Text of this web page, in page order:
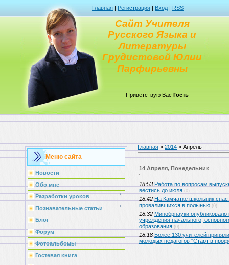
Главная | Регистрация | Вход | RSS
Сайт Учителя
Русского Языка и
Литературы
Грудистовой Юлии
Парфирьевны
Приветствую Вас Гость
Меню сайта
Новости
Обо мне
Разработки уроков
Познавательные статьи
Блог
Форум
Фотоальбомы
Гостевая книга
Главная » 2014 » Апрель
14 Апреля, Понедельник
18:53 Работа по вопросам
вестись до июля (0)
18:42 На Камчатке школьник
провалившихся в полынью (0)
18:32 Минобрнауки опубликовало
учреждения начального,
образования (0)
18:18 Более 130 учителей
молодых педагогов "Старт в